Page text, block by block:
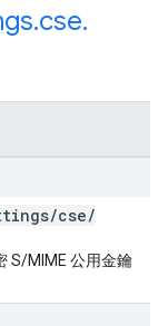
.cse.
/cse/
S/MIME 公用金鑰